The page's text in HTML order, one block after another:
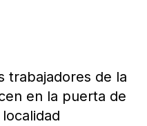
trabajadores de la
en la puerta de